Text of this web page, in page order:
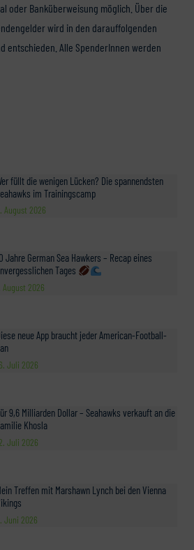
füllt die wenigen Lücken? Die spannendsten
im Trainingscamp
August 2026
Jahre German Sea Hawkers – Recap eines
Tages
August 2026
neue App braucht jeder American-Football-
Juli 2026
9,6 Milliarden Dollar – Seahawks verkauft an die
Khosla
Juli 2026
Treffen mit Marshawn Lynch bei den Vienna
Juni 2026
oder Banküberweisung möglich. Über die
wird in den darauffolgenden
entschieden. Alle SpenderInnen werden